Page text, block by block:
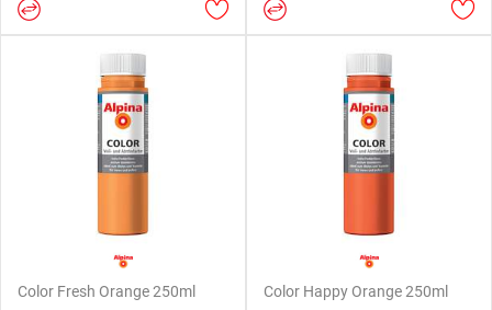
Color Fresh Orange 250ml Color Happy Orange 250ml